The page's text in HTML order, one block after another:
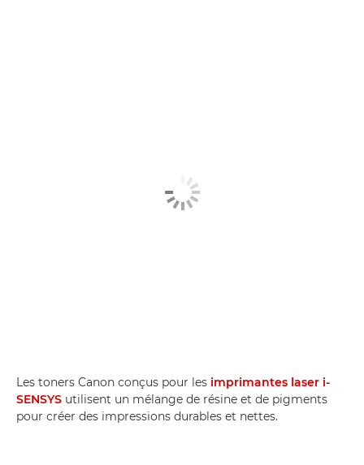
Les toners Canon conçus pour les imprimantes laser i-
SENSYS utilisent un mélange de résine et de pigments
pour créer des impressions durables et nettes.